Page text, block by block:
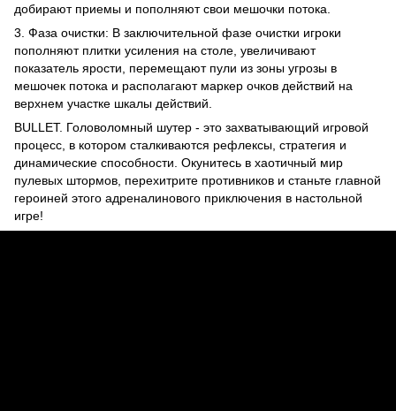
добирают приемы и пополняют свои мешочки потока.
3. Фаза очистки: В заключительной фазе очистки игроки
пополняют плитки усиления на столе, увеличивают
показатель ярости, перемещают пули из зоны угрозы в
мешочек потока и располагают маркер очков действий на
верхнем участке шкалы действий.
BULLET. Головоломный шутер - это захватывающий игровой
процесс, в котором сталкиваются рефлексы, стратегия и
динамические способности. Окунитесь в хаотичный мир
пулевых штормов, перехитрите противников и станьте главной
героиней этого адреналинового приключения в настольной
игре!